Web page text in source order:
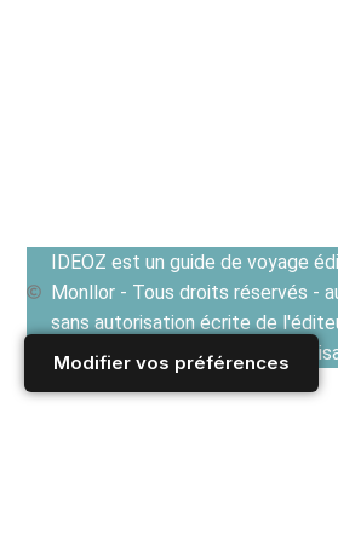
Modifier vos préférences
IDEOZ est un guide de voyage
Monllor - Tous droits réservés -
sans autorisation écrite de
Voir les Conditions générales